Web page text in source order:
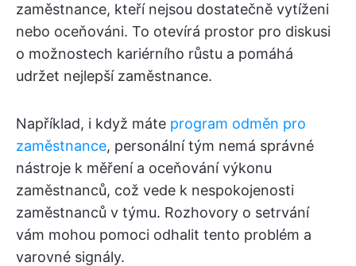
zaměstnance, kteří nejsou dostatečně vytíženi
nebo oceňováni. To otevírá prostor pro diskusi
o možnostech kariérního růstu a pomáhá
udržet nejlepší zaměstnance.
Například, i když máte program odměn pro
zaměstnance, personální tým nemá správné
nástroje k měření a oceňování výkonu
zaměstnanců, což vede k nespokojenosti
zaměstnanců v týmu. Rozhovory o setrvání
vám mohou pomoci odhalit tento problém a
varovné signály.